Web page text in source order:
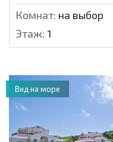
Комнат: на выбор
Этаж: 1
Вид на море